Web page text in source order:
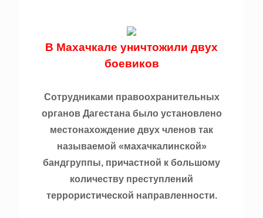
В Махачкале уничтожили двух
боевиков
Сотрудниками правоохранительных
органов Дагестана было установлено
местонахождение двух членов так
называемой «махачкалинской»
бандгруппы, причастной к большому
количеству преступлений
террористической направленности.